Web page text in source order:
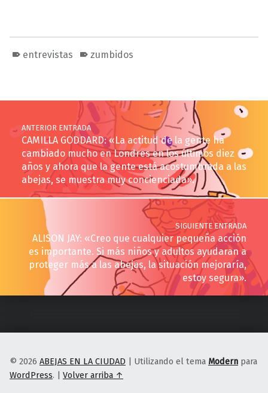
entrevistas zumbidos
Navegación de entradas
ANTERIOR ENTRADA
CAMILLA GODDARD: «La actitud de la gente ha
cambiado mucho en Londres en los últimos diez
años y ahora que la gente está acostumbrada a las
abejas, se muestra muy concienciada».
SIGUIENTE ENTRADA
ALISON JAY: «Creo que cualquier pequeña acción
es importante. Si más niños y adultos ayudaran a
proteger más a las abejas, la situación mejoraría,
estoy segura».
© 2026 ABEJAS EN LA CIUDAD | Utilizando el tema Modern para
WordPress. | Volver arriba ↑